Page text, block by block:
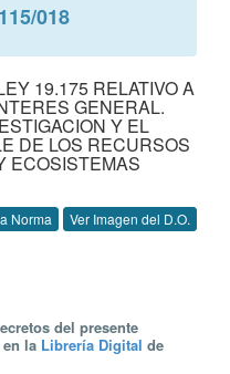
018
19.175 RELATIVO A
GENERAL.
Y EL
DE LOS RECURSOS
ECOSISTEMAS
Norma Ver Imagen del D.O.
del presente
la Librería Digital de